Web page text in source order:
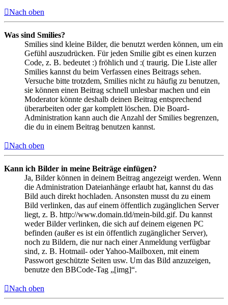
Nach oben
Was sind Smilies?
Smilies sind kleine Bilder, die benutzt werden können, um ein
Gefühl auszudrücken. Für jeden Smilie gibt es einen kurzen
Code, z. B. bedeutet :) fröhlich und :( traurig. Die Liste aller
Smilies kannst du beim Verfassen eines Beitrags sehen.
Versuche bitte trotzdem, Smilies nicht zu häufig zu benutzen,
sie können einen Beitrag schnell unlesbar machen und ein
Moderator könnte deshalb deinen Beitrag entsprechend
überarbeiten oder gar komplett löschen. Die Board-
Administration kann auch die Anzahl der Smilies begrenzen,
die du in einem Beitrag benutzen kannst.
Nach oben
Kann ich Bilder in meine Beiträge einfügen?
Ja, Bilder können in deinem Beitrag angezeigt werden. Wenn
die Administration Dateianhänge erlaubt hat, kannst du das
Bild auch direkt hochladen. Ansonsten musst du zu einem
Bild verlinken, das auf einem öffentlich zugänglichen Server
liegt, z. B. http://www.domain.tld/mein-bild.gif. Du kannst
weder Bilder verlinken, die sich auf deinem eigenen PC
befinden (außer es ist ein öffentlich zugänglicher Server),
noch zu Bildern, die nur nach einer Anmeldung verfügbar
sind, z. B. Hotmail- oder Yahoo-Mailboxen, mit einem
Passwort geschützte Seiten usw. Um das Bild anzuzeigen,
benutze den BBCode-Tag „[img]“.
Nach oben